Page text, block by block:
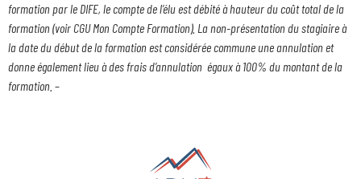
formation par le DIFE, le compte de l’élu est débité à hauteur du coût total de la
formation (voir CGU Mon Compte Formation). La non-présentation du stagiaire à
la date du début de la formation est considérée commune une annulation et
donne également lieu à des frais d’annulation égaux à 100% du montant de la
formation. –